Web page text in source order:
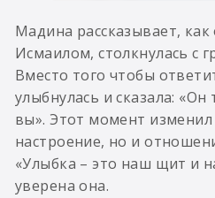
Мадина рассказывает, как
Исмаилом, столкнулась с
Вместо того чтобы
улыбнулась и сказала:
вы». Этот момент изменил
настроение, но и
«Улыбка – это наш щит и
уверена она.